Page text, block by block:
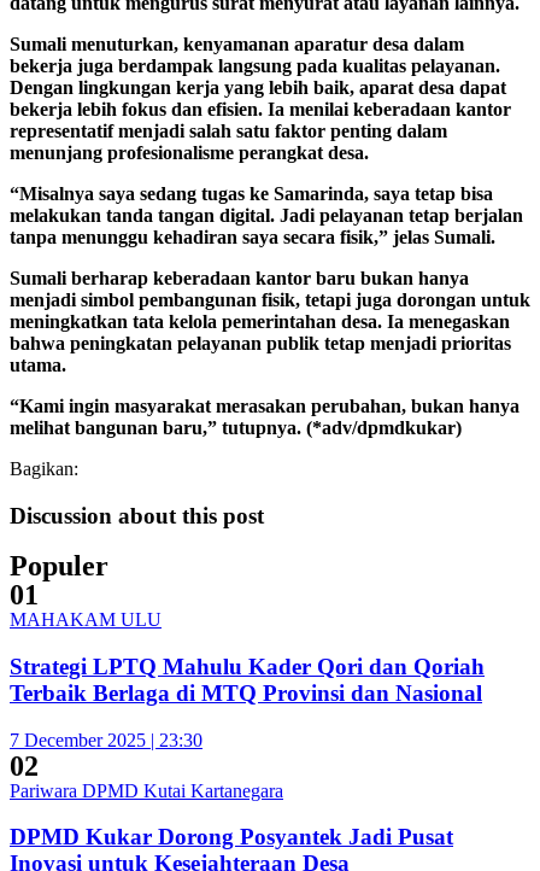
Sumali menuturkan, kenyamanan aparatur desa dalam
bekerja juga berdampak langsung pada kualitas pelayanan.
Dengan lingkungan kerja yang lebih baik, aparat desa dapat
bekerja lebih fokus dan efisien. Ia menilai keberadaan kantor
representatif menjadi salah satu faktor penting dalam
menunjang profesionalisme perangkat desa.
“Misalnya saya sedang tugas ke Samarinda, saya tetap bisa
melakukan tanda tangan digital. Jadi pelayanan tetap berjalan
tanpa menunggu kehadiran saya secara fisik,” jelas Sumali.
Sumali berharap keberadaan kantor baru bukan hanya
menjadi simbol pembangunan fisik, tetapi juga dorongan untuk
meningkatkan tata kelola pemerintahan desa. Ia menegaskan
bahwa peningkatan pelayanan publik tetap menjadi prioritas
utama.
“Kami ingin masyarakat merasakan perubahan, bukan hanya
melihat bangunan baru,” tutupnya. (*adv/dpmdkukar)
Bagikan:
Discussion about this post
Populer
01
MAHAKAM ULU
Strategi LPTQ Mahulu Kader Qori dan Qoriah
Terbaik Berlaga di MTQ Provinsi dan Nasional
7 December 2025 | 23:30
02
Pariwara DPMD Kutai Kartanegara
DPMD Kukar Dorong Posyantek Jadi Pusat
Inovasi untuk Kesejahteraan Desa